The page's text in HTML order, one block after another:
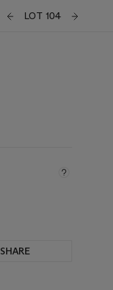
LOT 104
SHARE